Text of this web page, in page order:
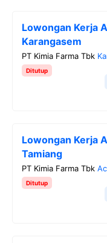
Lowongan Kerja
Karangasem
PT Kimia Farma Tbk
Ditutup
Lowongan Kerja
Tamiang
PT Kimia Farma Tbk
Ditutup